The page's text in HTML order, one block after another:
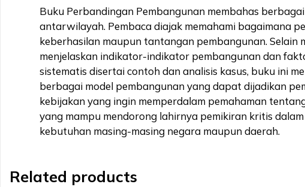
Buku Perbandingan Pembangunan membahas
antarwilayah. Pembaca diajak memahami bagaimana
keberhasilan maupun tantangan pembangunan. Selain
menjelaskan indikator-indikator pembangunan dan
sistematis disertai contoh dan analisis kasus, buku ini
berbagai model pembangunan yang dapat dijadikan
kebijakan yang ingin memperdalam pemahaman
yang mampu mendorong lahirnya pemikiran kritis
kebutuhan masing-masing negara maupun daerah.
Related products